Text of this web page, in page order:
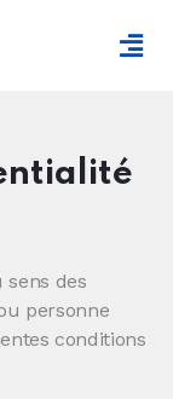
sens des
personne
conditions